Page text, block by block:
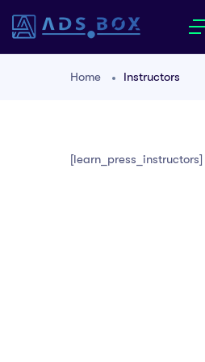
Home Instructors
[learn_press_instructors]